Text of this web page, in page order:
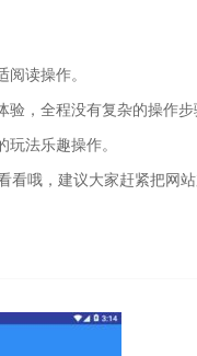
读操作。
，全程没有复杂的操作步
法乐趣操作。
哦，建议大家赶紧把网